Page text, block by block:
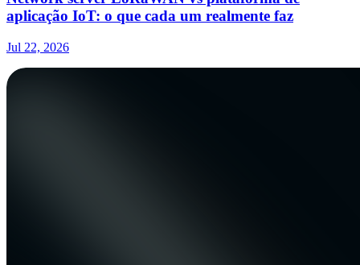
aplicação IoT: o que cada um realmente faz
Jul 22, 2026